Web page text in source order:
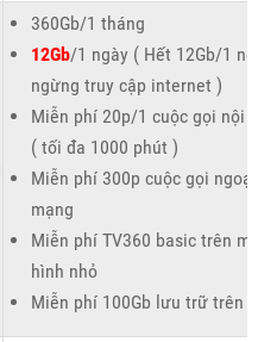
360Gb/1 tháng
12Gb/1 ngày ( Hết 12Gb/1
ngừng truy cập internet )
Miễn phí 20p/1 cuộc gọi nội
( tối đa 1000 phút )
Miễn phí 300p cuộc gọi ngoại
mạng
Miễn phí TV360 basic trên
hình nhỏ
Miễn phí 100Gb lưu trữ trên